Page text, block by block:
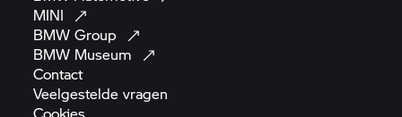
MINI
BMWGroup
BMW Museum
Contact
Veelgesteldevragen
Cookies